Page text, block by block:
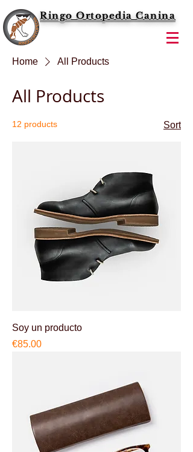
Ringo Ortopedia Canina
Home All Products
All Products
12 products Sort
Soy un producto
Price
€85.00